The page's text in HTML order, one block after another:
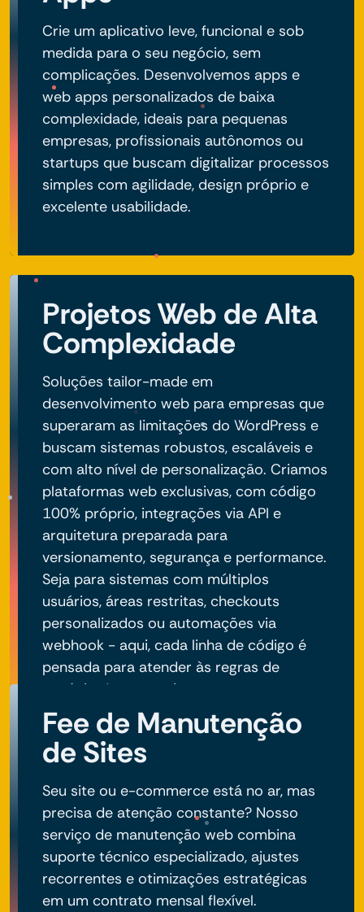
Crie um aplicativo leve, funcional e sob
medida para o seu negócio, sem
complicações. Desenvolvemos apps e
web apps personalizados de baixa
complexidade, ideais para pequenas
empresas, profissionais autônomos ou
startups que buscam digitalizar processos
simples com agilidade, design próprio e
excelente usabilidade.
Projetos Web de Alta
Complexidade
Soluções tailor-made em
desenvolvimento web para empresas que
superaram as limitações do WordPress e
buscam sistemas robustos, escaláveis e
com alto nível de personalização. Criamos
plataformas web exclusivas, com código
100% próprio, integrações via API e
arquitetura preparada para
versionamento, segurança e performance.
Seja para sistemas com múltiplos
usuários, áreas restritas, checkouts
personalizados ou automações via
webhook - aqui, cada linha de código é
pensada para atender às regras de
negócio do seu projeto.
Fee de Manutenção
de Sites
Seu site ou e-commerce está no ar, mas
precisa de atenção constante? Nosso
serviço de manutenção web combina
suporte técnico especializado, ajustes
recorrentes e otimizações estratégicas
em um contrato mensal flexível.